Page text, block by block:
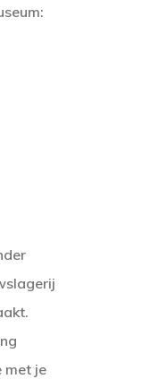
met je